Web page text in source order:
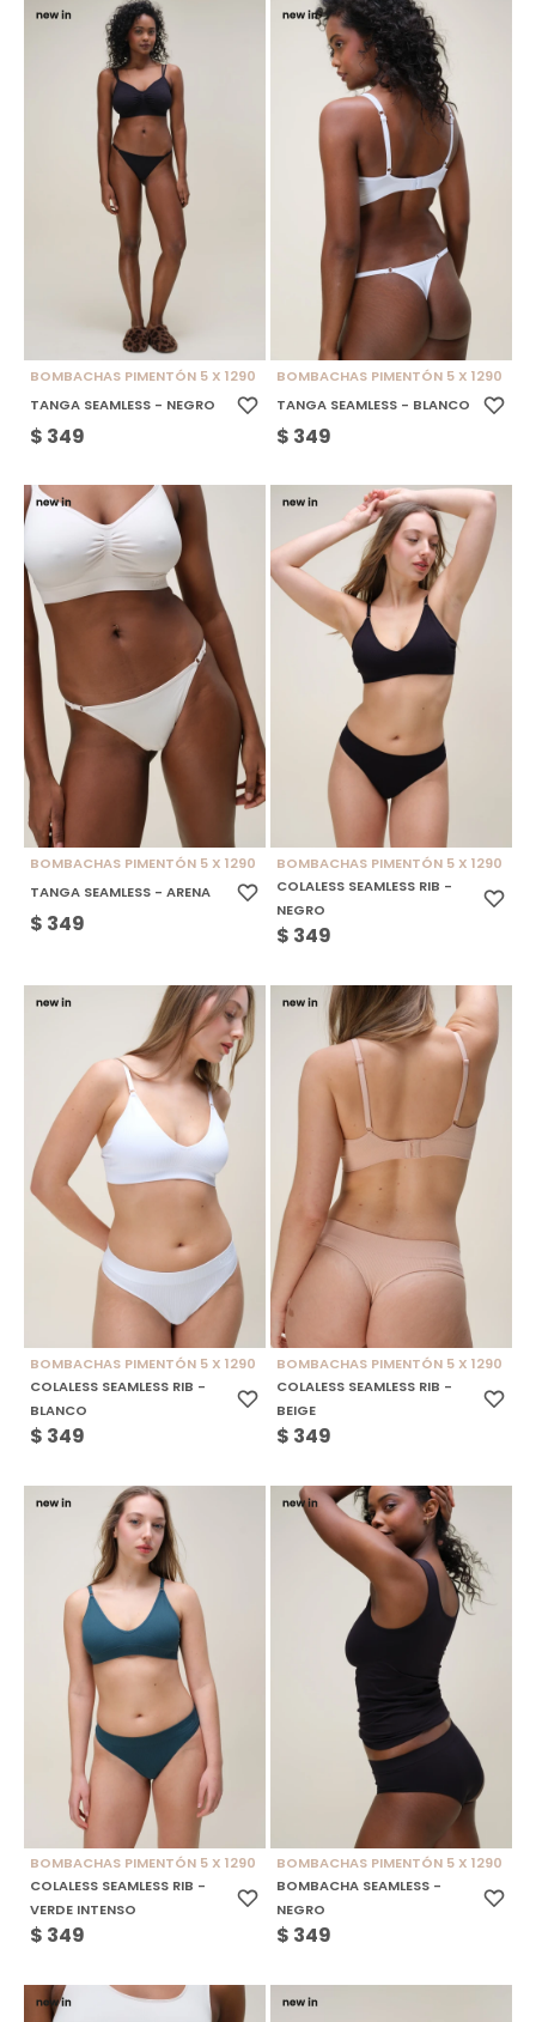
BOMBACHAS PIMENTÓN 5 X 1290
TANGA SEAMLESS - NEGRO
$ 349
BOMBACHAS PIMENTÓN 5 X 1290
TANGA SEAMLESS - BLANCO
$ 349
BOMBACHAS PIMENTÓN 5 X 1290
TANGA SEAMLESS - ARENA
$ 349
BOMBACHAS PIMENTÓN 5 X 1290
COLALESS SEAMLESS RIB -
NEGRO
$ 349
BOMBACHAS PIMENTÓN 5 X 1290
COLALESS SEAMLESS RIB -
BLANCO
$ 349
BOMBACHAS PIMENTÓN 5 X 1290
COLALESS SEAMLESS RIB -
BEIGE
$ 349
BOMBACHAS PIMENTÓN 5 X 1290
COLALESS SEAMLESS RIB -
VERDE INTENSO
$ 349
BOMBACHAS PIMENTÓN 5 X 1290
BOMBACHA SEAMLESS -
NEGRO
$ 349